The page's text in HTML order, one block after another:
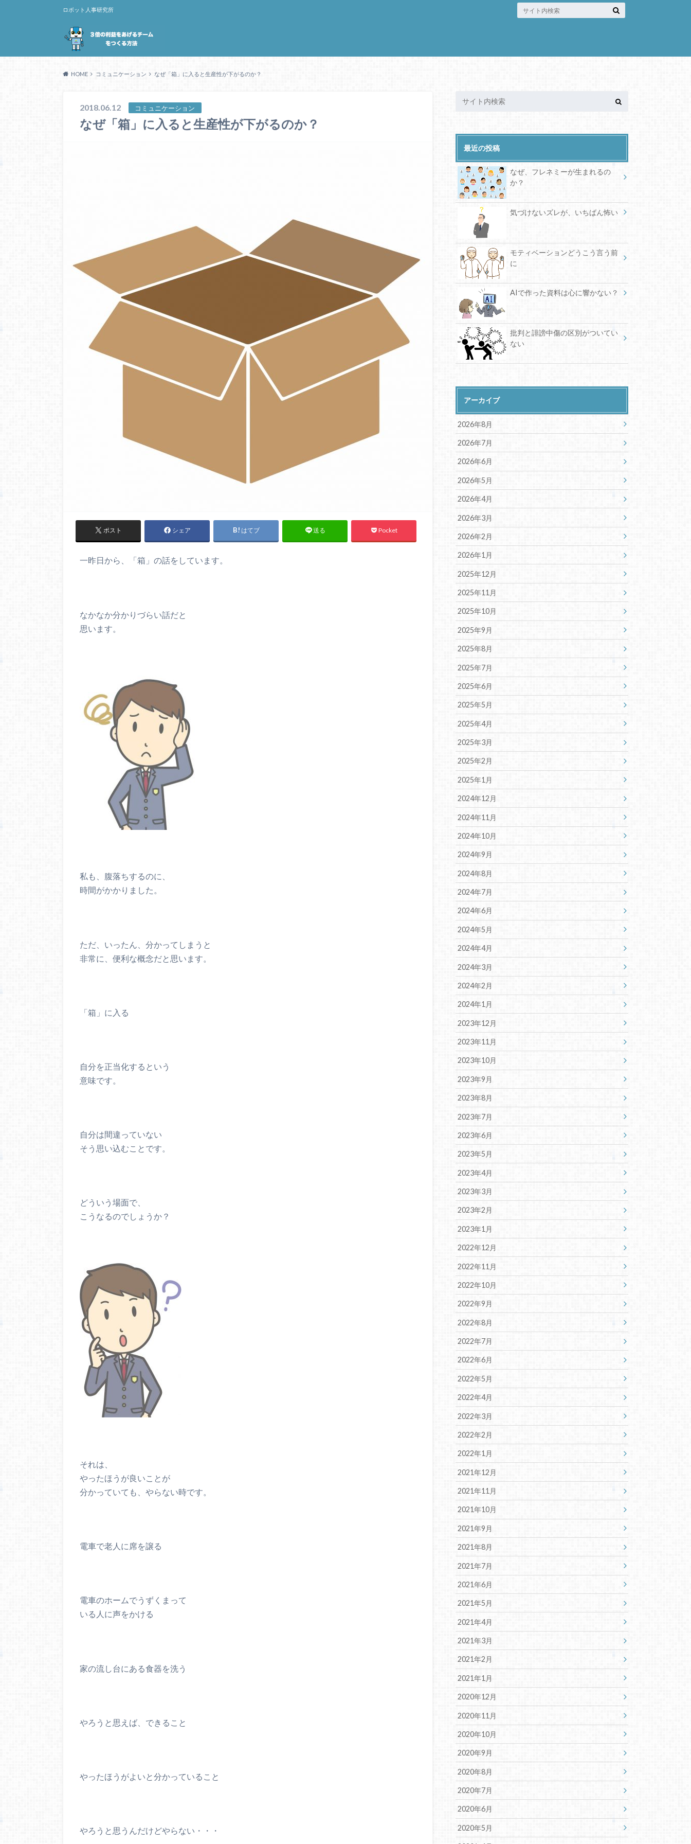
ロボット人事研究所
HOME コミュニケーション なぜ「箱」に入ると生産性が下がるのか？
2018.06.12 コミュニケーション
なぜ「箱」に入ると生産性が下がるのか？
ポスト シェア はてブ 送る Pocket
一昨日から、「箱」の話をしています。
なかなか分かりづらい話だと
思います。
私も、腹落ちするのに、
時間がかかりました。
ただ、いったん、分かってしまうと
非常に、便利な概念だと思います。
「箱」に入る
自分を正当化するという
意味です。
自分は間違っていない
そう思い込むことです。
どういう場面で、
こうなるのでしょうか？
それは、
やったほうが良いことが
分かっていても、やらない時です。
電車で老人に席を譲る
電車のホームでうずくまって
いる人に声をかける
家の流し台にある食器を洗う
やろうと思えば、できること
やったほうがよいと分かっていること
やろうと思うんだけどやらない・・・
最近の投稿
なぜ、フレネミーが生まれるの
か？
気づけないズレが、いちばん怖い
モティベーションどうこう言う前
に
AIで作った資料は心に響かない？
批判と誹謗中傷の区別がついてい
ない
アーカイブ
2026年8月
2026年7月
2026年6月
2026年5月
2026年4月
2026年3月
2026年2月
2026年1月
2025年12月
2025年11月
2025年10月
2025年9月
2025年8月
2025年7月
2025年6月
2025年5月
2025年4月
2025年3月
2025年2月
2025年1月
2024年12月
2024年11月
2024年10月
2024年9月
2024年8月
2024年7月
2024年6月
2024年5月
2024年4月
2024年3月
2024年2月
2024年1月
2023年12月
2023年11月
2023年10月
2023年9月
2023年8月
2023年7月
2023年6月
2023年5月
2023年4月
2023年3月
2023年2月
2023年1月
2022年12月
2022年11月
2022年10月
2022年9月
2022年8月
2022年7月
2022年6月
2022年5月
2022年4月
2022年3月
2022年2月
2022年1月
2021年12月
2021年11月
2021年10月
2021年9月
2021年8月
2021年7月
2021年6月
2021年5月
2021年4月
2021年3月
2021年2月
2021年1月
2020年12月
2020年11月
2020年10月
2020年9月
2020年8月
2020年7月
2020年6月
2020年5月